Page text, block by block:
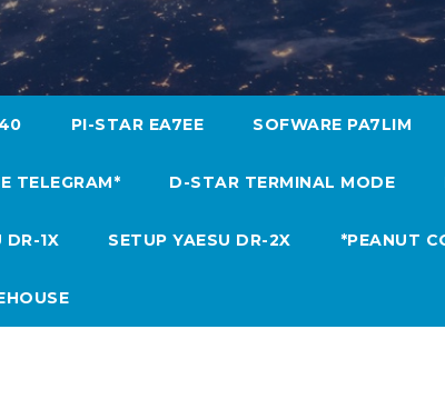
PI-STAR EA7EE SOFWARE PA7LIM
TELEGRAM* D-STAR TERMINAL MODE
DR-1X SETUP YAESU DR-2X *PEANUT